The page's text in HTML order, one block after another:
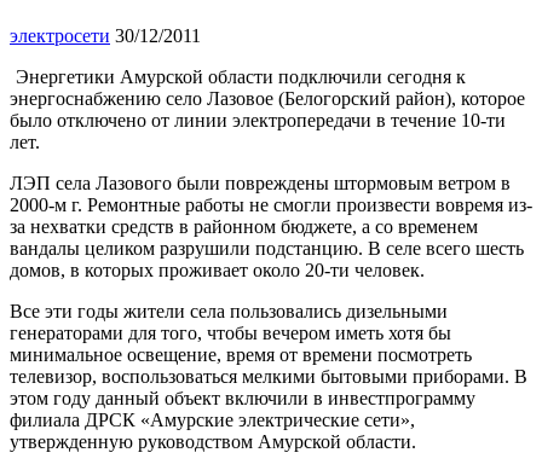
электросети 30/12/2011
Энергетики Амурской области подключили сегодня к
энергоснабжению село Лазовое (Белогорский район), которое
было отключено от линии электропередачи в течение 10-ти
лет.
ЛЭП села Лазового были повреждены штормовым ветром в
2000-м г. Ремонтные работы не смогли произвести вовремя из-
за нехватки средств в районном бюджете, а со временем
вандалы целиком разрушили подстанцию. В селе всего шесть
домов, в которых проживает около 20-ти человек.
Все эти годы жители села пользовались дизельными
генераторами для того, чтобы вечером иметь хотя бы
минимальное освещение, время от времени посмотреть
телевизор, воспользоваться мелкими бытовыми приборами. В
этом году данный объект включили в инвестпрограмму
филиала ДРСК «Амурские электрические сети»,
утвержденную руководством Амурской области.